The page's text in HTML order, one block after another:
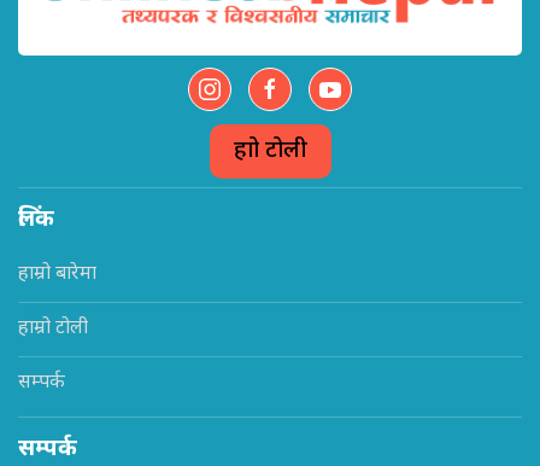
हाम्रो टोली
लिंक
हाम्रो बारेमा
हाम्रो टोली
सम्पर्क
सम्पर्क